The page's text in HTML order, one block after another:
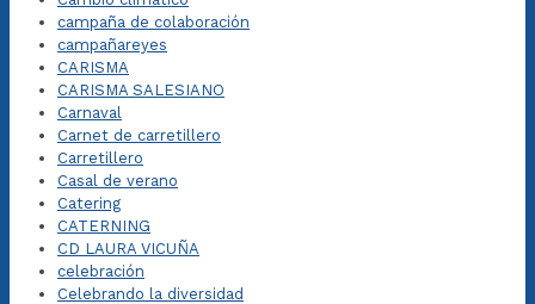
campaña de colaboración
campañareyes
CARISMA
CARISMA SALESIANO
Carnaval
Carnet de carretillero
Carretillero
Casal de verano
Catering
CATERNING
CD LAURA VICUÑA
celebración
Celebrando la diversidad